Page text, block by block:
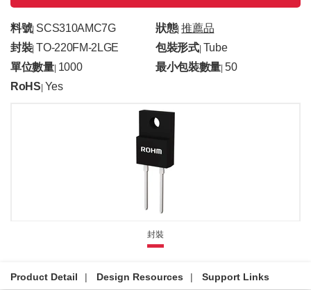
料號| SCS310AMC7G 狀態|推薦品
封裝| TO-220FM-2LGE 包裝形式| Tube
單位數量| 1000 最小包裝數量 |50
RoHS Yes
封裝
Product Detail Design Resources Support Links